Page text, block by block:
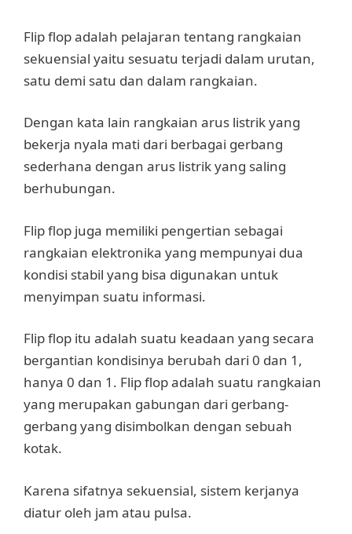
Flip flop adalah pelajaran tentang rangkaian
sekuensial yaitu sesuatu terjadi dalam urutan,
satu demi satu dan dalam rangkaian.
Dengan kata lain rangkaian arus listrik yang
bekerja nyala mati dari berbagai gerbang
sederhana dengan arus listrik yang saling
berhubungan.
Flip flop juga memiliki pengertian sebagai
rangkaian elektronika yang mempunyai dua
kondisi stabil yang bisa digunakan untuk
menyimpan suatu informasi.
Flip flop itu adalah suatu keadaan yang secara
bergantian kondisinya berubah dari 0 dan 1,
hanya 0 dan 1. Flip flop adalah suatu rangkaian
yang merupakan gabungan dari gerbang-
gerbang yang disimbolkan dengan sebuah
kotak.
Karena sifatnya sekuensial, sistem kerjanya
diatur oleh jam atau pulsa.